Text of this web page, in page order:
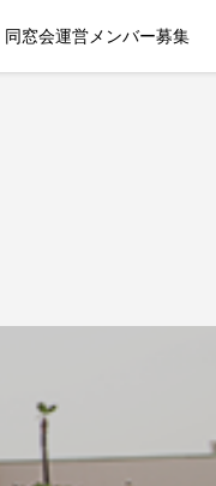
同窓会運営メンバー募集